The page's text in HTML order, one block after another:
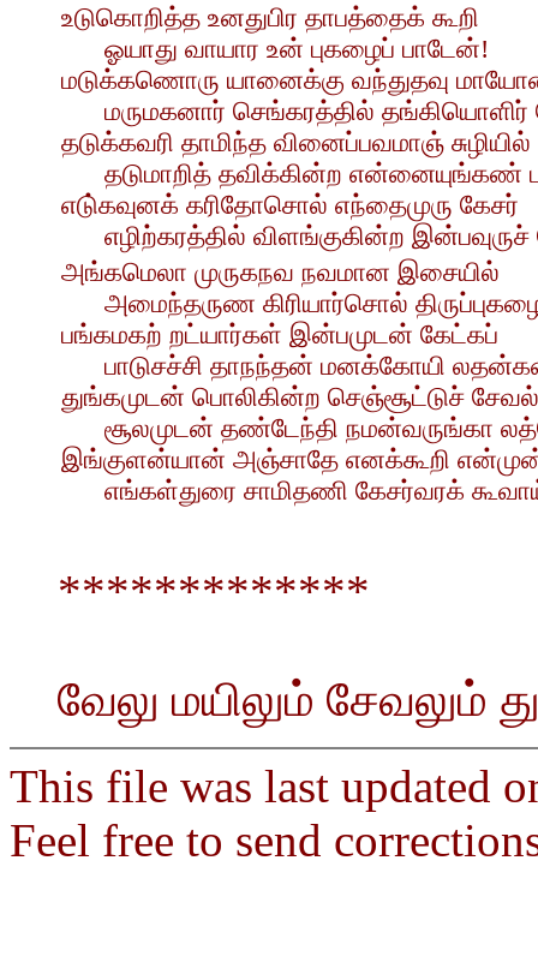
உடுகொறித்த உனதுபிர தாபத்தைக் கூறி
ஓயாது வாயார உன் புகழைப் பாடேன்!
மடுக்கணொரு யானைக்கு வந்துதவு
மருமகனார் செங்கரத்தில் தங்கியொளிர்
தடுக்கவரி தாமிந்த வினைப்பவமாஞ் சுழியில்
தடுமாறித் தவிக்கின்ற என்னையுங்கண்
எடு்கவுனக் கரிதோசொல் எந்தைமுரு கேசர்
எழிற்கரத்தில் விளங்குகின்ற
அங்கமெலா முருகநவ நவமான இசையில்
அமைந்தருண கிரியார்சொல்
பங்கமகற் றட்யார்கள் இன்பமுடன் கேட்கப்
பாடுசச்சி தாநந்தன் மனக்கோயி
துங்கமுடன் பொலிகின்ற செஞ்சூட்டுச்
சூலமுடன் தண்டேந்தி நமன்வருங்கா
இங்குளன்யான் அஞ்சாதே எனக்கூறி
எங்கள்துரை சாமிதணி கேசர்வரக்
*************
வேலு மயிலும் சேவலும்
This file was last updated
Feel free to send